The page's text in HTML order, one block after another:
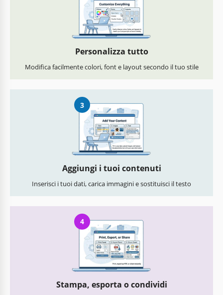
Personalizza tutto
Modifica facilmente colori, font e layout secondo il tuo stile
3
Aggiungi i tuoi contenuti
Inserisci i tuoi dati, carica immagini e sostituisci il testo
4
Stampa, esporta o condividi